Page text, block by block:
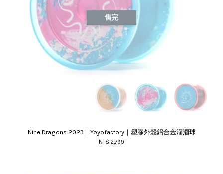
售完
Nine Dragons 2023｜Yoyofactory｜塑膠外殼鋁合金溜溜球
NT$ 2,799